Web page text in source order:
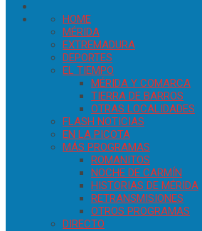
HOME
MÉRIDA
EXTREMADURA
DEPORTES
EL TIEMPO
MÉRIDA Y COMARCA
TIERRA DE BARROS
OTRAS LOCALIDADES
FLASH NOTICIAS
EN LA PICOTA
MÁS PROGRAMAS
ROMANITOS
NOCHE DE CARMÍN
HISTORIAS DE MÉRIDA
RETRANSMISIONES
OTROS PROGRAMAS
DIRECTO